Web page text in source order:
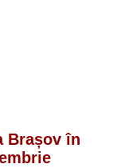
Brașov în